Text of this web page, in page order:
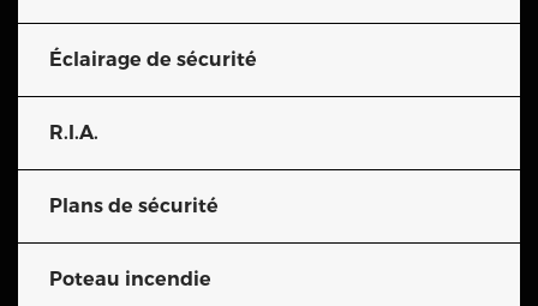
Éclairage de sécurité
R.I.A.
Plans de sécurité
Poteau incendie